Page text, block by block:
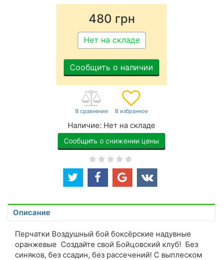
480 грн
Нет на складе
Сообщить о наличии
Наличие: Нет на складе
Сообщить о снижении цены
Описание
Перчатки Воздушный бой боксёрские надувные
оранжевые Создайте свой Бойцовский клуб! Без
синяков, без ссадин, без рассечений! С выплеском